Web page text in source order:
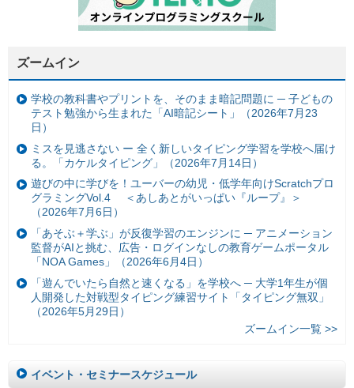
ズームイン
学校の教科書やプリントを、そのまま暗記問題に ─ 子どもの
テスト勉強から生まれた「AI暗記シート」（2026年7月23
日）
ミスを見逃さない ー 全く新しいタイピング学習を学校へ届け
る。「カケルタイピング」（2026年7月14日）
遊びの中に学びを！ユーバーの幼児・低学年向けScratchプロ
グラミングVol.4 ＜あしあとがいっぱい『ループ』＞
（2026年7月6日）
「あそぶ＋学ぶ」が反復学習のエンジンに ─ アニメーション
監督がAIと挑む、広告・ログインなしの教育ゲームポータル
「NOA Games」（2026年6月4日）
「遊んでいたら自然と速くなる」を学校へ ─ 大学1年生が個
人開発した対戦型タイピング練習サイト「タイピング無双」
（2026年5月29日）
ズームイン一覧 >>
イベント・セミナースケジュール